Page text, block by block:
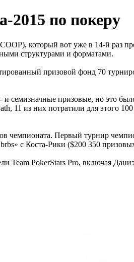
2015 по покеру
который вот уже в 14-й раз
структурами и форматами.
призовой фонд 70
семизначные призовые, но это
11 из них потратили для этого
Первый турнир
с Коста-Рики ($200 350
Team PokerStars Pro, включая